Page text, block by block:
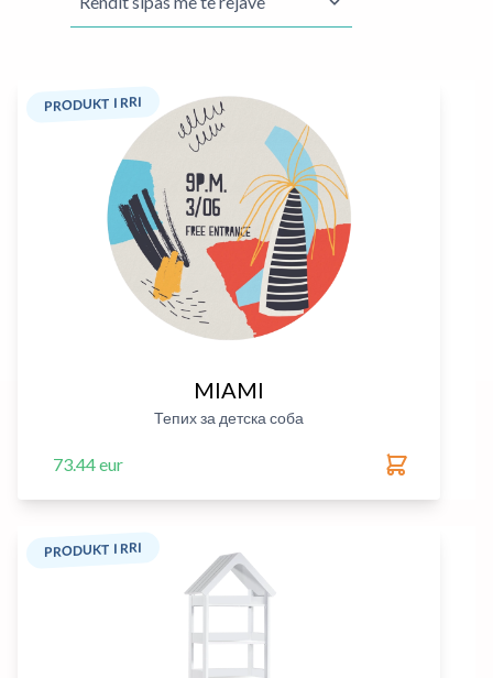
PRODUKT I RRI
MIAMI
Тепих за детска соба
73.44 eur
PRODUKT I RRI